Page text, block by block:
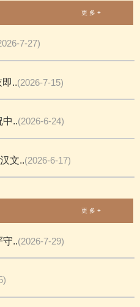
更 多 +
7-27)
..(2026-7-15)
..(2026-6-24)
文..(2026-6-17)
更 多 +
守..(2026-7-29)